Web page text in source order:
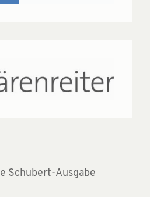
Schubert-Ausgabe